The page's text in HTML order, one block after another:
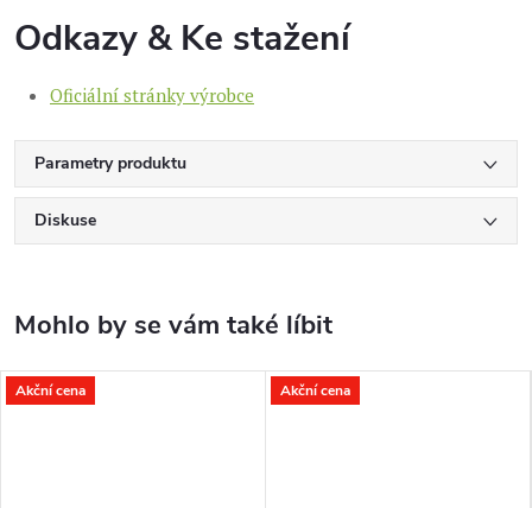
Odkazy & Ke stažení
Oficiální stránky výrobce
Parametry produktu
Diskuse
Akční cena Akční cena